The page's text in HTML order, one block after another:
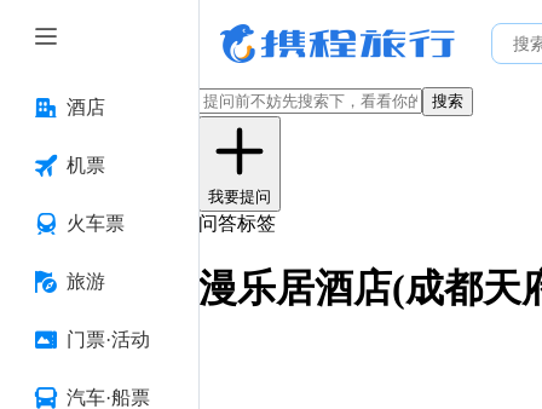
酒店
机票
火车票
旅游
门票·活动
汽车·船票
搜索
我要提问
问答标签
漫乐居酒店(成都天